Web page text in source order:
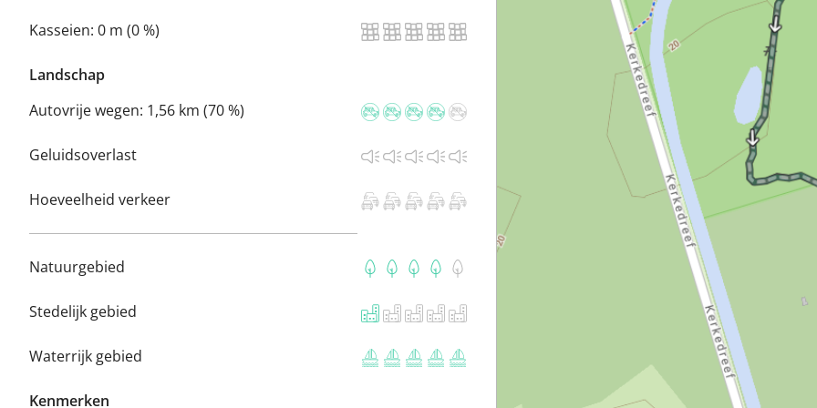
Kasseien: 0 m (0 %)
Landschap
Autovrije wegen: 1,56 km (70 %)
Geluidsoverlast
Hoeveelheid verkeer
Natuurgebied
Stedelijk gebied
Waterrijk gebied
Kenmerken